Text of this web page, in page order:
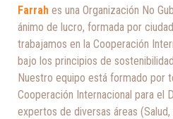
Farrah es una Organización No
ánimo de lucro, formada por
trabajamos en la Cooperación
bajo los principios de
Nuestro equipo está formado por
Cooperación Internacional para el
expertos de diversas áreas (Salud,